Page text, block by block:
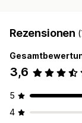
Rezensionen
3,6
5
4